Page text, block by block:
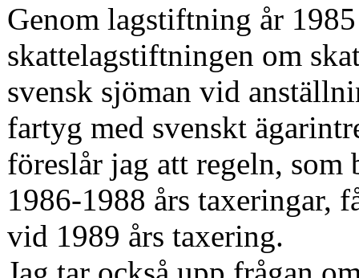
Genom lagstiftning år
skattelagstiftningen om
svensk sjöman vid
fartyg med svenskt
föreslår jag att regeln, som
1986-1988 års taxeringar,
vid 1989 års taxering.